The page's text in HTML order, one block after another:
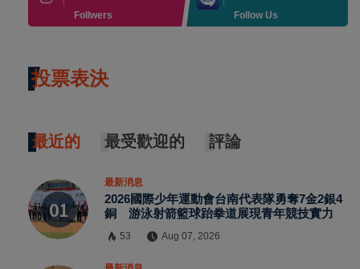
Follwers Follow Us
投票表決
最近的 最受歡迎的 評論
最新消息
2026國際少年運動會台南代表隊勇奪7金2銀4
銅 游泳射箭籃球跆拳道展現青年競技實力
53 Aug 07, 2026